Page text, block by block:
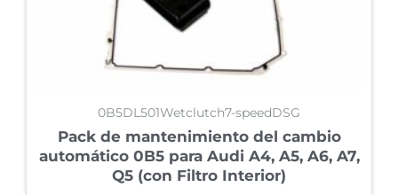
0B5DL501Wetclutch7-speedDSG
Pack de mantenimiento del cambio
automático 0B5 para Audi A4, A5, A6, A7,
Q5 (con Filtro Interior)